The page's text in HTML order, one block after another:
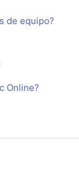
de equipo?
Online?